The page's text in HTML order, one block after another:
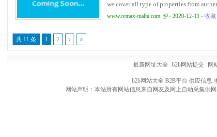
we cover all type of properties from
luxury villas in Malta and Gozo.
www.remax-malta.com - 2020-12-11 - 收藏
共 11 条 1 2 › »
最新网址大全 b2b网站提交 网
b2b网站大全 B2B平台 供应信息
网站声明：本站所有网站信息来自网友及网上自动采集供